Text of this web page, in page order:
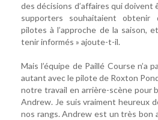
des décisions d’affaires qui
supporters souhaitaient obtenir
pilotes à l’approche de la saison,
tenir informés » ajoute-t-il.
Mais l’équipe de Paillé Course n’a
autant avec le pilote de Roxton
notre travail en arrière-scène pour
Andrew. Je suis vraiment heureux
nos rangs. Andrew est un très bon